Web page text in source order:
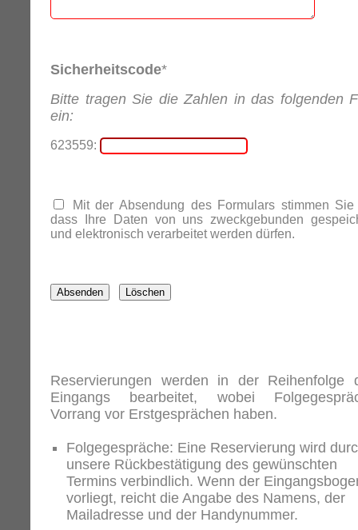
Sicherheitscode*
Bitte tragen Sie die Zahlen in das folgenden
ein:
623559:
Mit der Absendung des Formulars stimmen Sie
dass Ihre Daten von uns zweckgebunden
und elektronisch verarbeitet werden dürfen.
Reservierungen werden in der Reihenfolge
Eingangs bearbeitet, wobei
Vorrang vor Erstgesprächen haben.
Folgegespräche: Eine Reservierung wird
unsere Rückbestätigung des gewünschten
Termins verbindlich. Wenn der
vorliegt, reicht die Angabe des Namens, der
Mailadresse und der Handynummer.